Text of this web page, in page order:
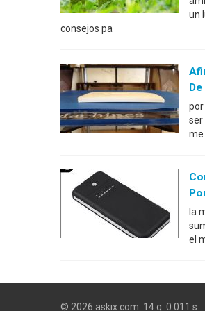
un
consejos pa
De
por
ser
me
la
el
© 2026 askix.com. 14 q. 0.011 s.